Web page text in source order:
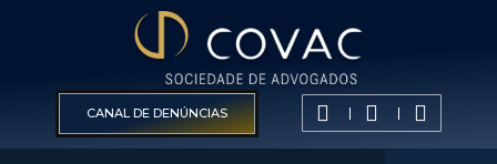
CANAL DE DENÚNCIAS